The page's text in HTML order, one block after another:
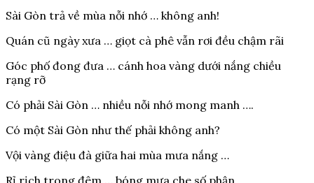
Sài Gòn trả về mùa nỗi nhớ … không anh!
Quán cũ ngày xưa … giọt cà phê vẫn rơi đều chậm rãi
Góc phố đong đưa … cánh hoa vàng dưới nắng chiều
rạng rỡ
Có phải Sài Gòn … nhiều nỗi nhớ mong manh ….
Có một Sài Gòn như thế phải không anh?
Vội vàng điệu đà giữa hai mùa mưa nắng …